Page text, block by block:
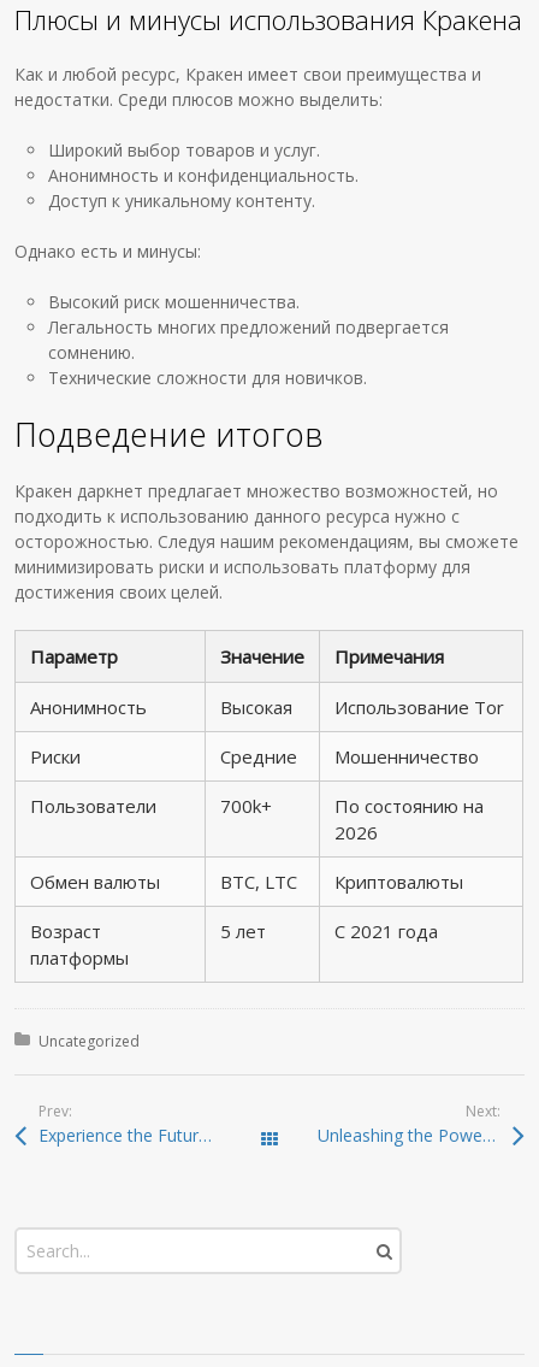
Плюсы и минусы использования Кракена
Как и любой ресурс, Кракен имеет свои преимущества и
недостатки. Среди плюсов можно выделить:
Широкий выбор товаров и услуг.
Анонимность и конфиденциальность.
Доступ к уникальному контенту.
Однако есть и минусы:
Высокий риск мошенничества.
Легальность многих предложений подвергается
сомнению.
Технические сложности для новичков.
Подведение итогов
Кракен даркнет предлагает множество возможностей, но
подходить к использованию данного ресурса нужно с
осторожностью. Следуя нашим рекомендациям, вы сможете
минимизировать риски и использовать платформу для
достижения своих целей.
Параметр Значение Примечания
Анонимность Высокая Использование Tor
Риски Средние Мошенничество
Пользователи 700k+
По состоянию на
2026
Обмен валюты BTC, LTC Криптовалюты
Возраст
платформы
5 лет С 2021 года
Posted in:
Uncategorized
Prev:
Experience the Future of Crypto Management with Ledger Live Todas las entradas
Next:
Unleashing the Power of Jupiter Swap for Crypto Enthusiasts